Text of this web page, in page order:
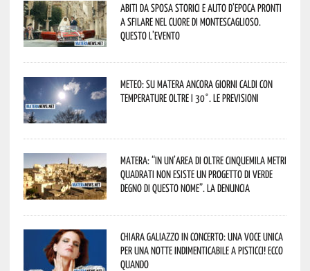
Abiti da sposa storici e auto d’epoca pronti
a sfilare nel cuore di Montescaglioso.
Questo l’evento
Meteo: su Matera ancora giorni caldi con
temperature oltre i 30°. Le previsioni
Matera: “In un’area di oltre cinquemila metri
quadrati non esiste un progetto di verde
degno di questo nome”. La denuncia
Chiara Galiazzo in concerto: una voce unica
per una notte indimenticabile a Pisticci! Ecco
quando